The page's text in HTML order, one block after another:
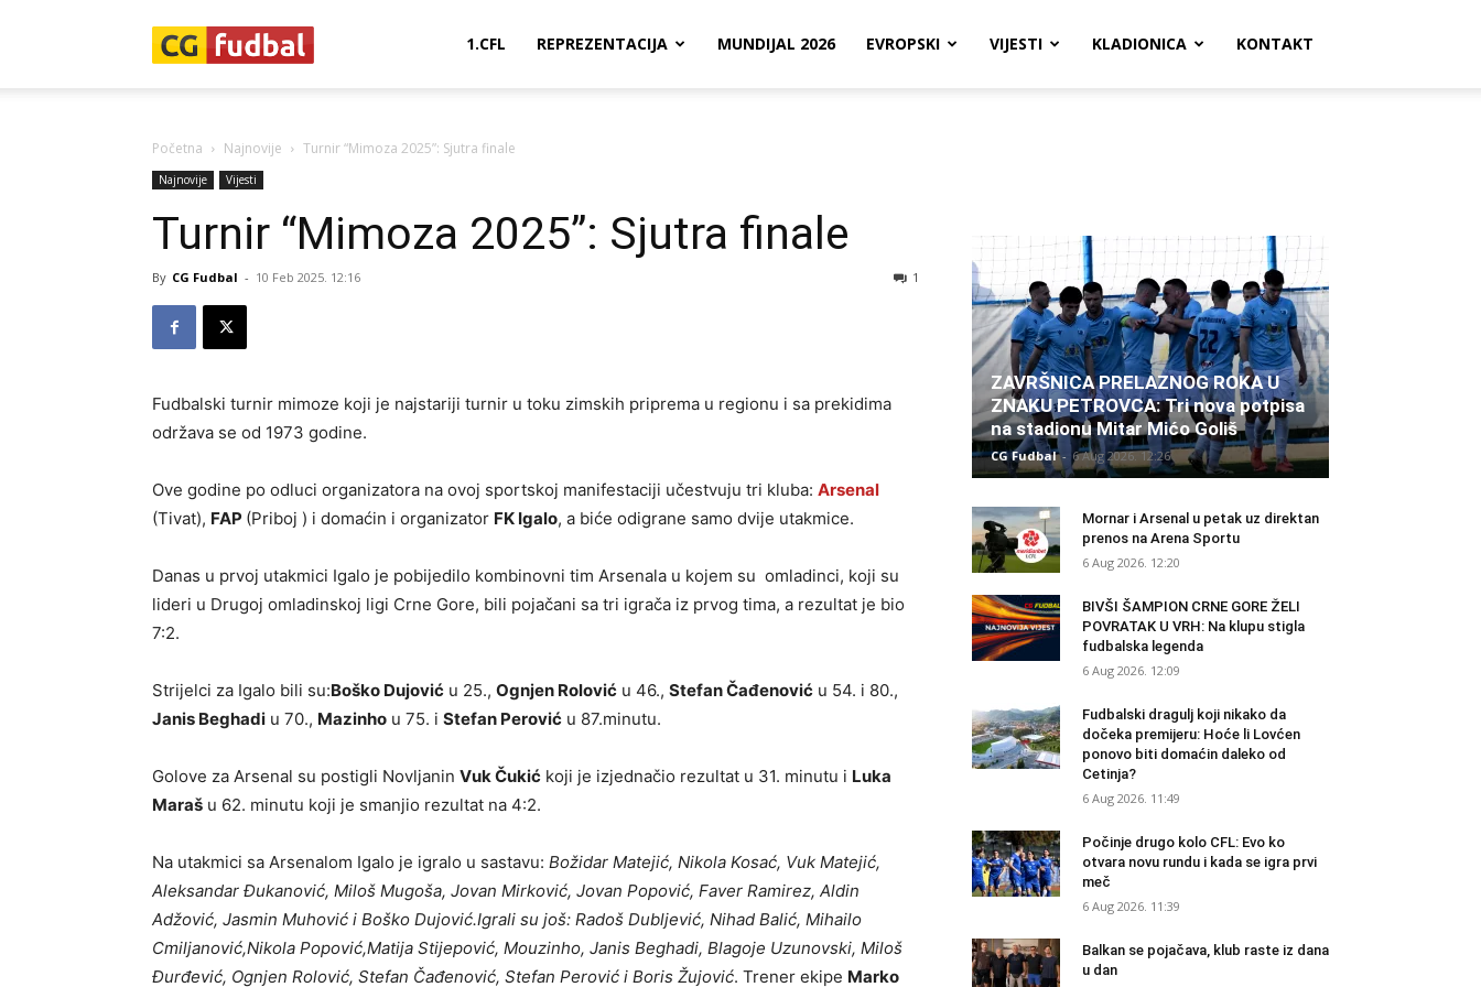
1.CFL REPREZENTACIJA MUNDIJAL 2026 EVROPSKI VIJESTI KLADIONICA KONTAKT
Početna Najnovije Turnir “Mimoza 2025”: Sjutra finale
Najnovije Vijesti
Turnir “Mimoza 2025”: Sjutra finale
By CG Fudbal - 10 Feb 2025. 12:16 1
Fudbalski turnir mimoze koji je najstariji turnir u toku zimskih priprema u regionu i sa prekidima
održava se od 1973 godine.
Ove godine po odluci organizatora na ovoj sportskoj manifestaciji učestvuju tri kluba: Arsenal
(Tivat), FAP (Priboj ) i domaćin i organizator FK Igalo, a biće odigrane samo dvije utakmice.
Danas u prvoj utakmici Igalo je pobijedilo kombinovni tim Arsenala u kojem su omladinci, koji su
lideri u Drugoj omladinskoj ligi Crne Gore, bili pojačani sa tri igrača iz prvog tima, a rezultat je bio
7:2.
Strijelci za Igalo bili su:Boško Dujović u 25., Ognjen Rolović u 46., Stefan Čađenović u 54. i 80.,
Janis Beghadi u 70., Mazinho u 75. i Stefan Perović u 87.minutu.
Golove za Arsenal su postigli Novljanin Vuk Čukić koji je izjednačio rezultat u 31. minutu i Luka
Maraš u 62. minutu koji je smanjio rezultat na 4:2.
Na utakmici sa Arsenalom Igalo je igralo u sastavu: Božidar Matejić, Nikola Kosać, Vuk Matejić,
Aleksandar Đukanović, Miloš Mugoša, Jovan Mirković, Jovan Popović, Faver Ramirez, Aldin
Adžović, Jasmin Muhović i Boško Dujović.Igrali su još: Radoš Dubljević, Nihad Balić, Mihailo
Cmiljanović,Nikola Popović,Matija Stijepović, Mouzinho, Janis Beghadi, Blagoje Uzunovski, Miloš
Đurđević, Ognjen Rolović, Stefan Čađenović, Stefan Perović i Boris Žujović. Trener ekipe Marko
ZAVRŠNICA PRELAZNOG ROKA U
ZNAKU PETROVCA: Tri nova potpisa
na stadionu Mitar Mićo Goliš
CG Fudbal - 6 Aug 2026. 12:26
Mornar i Arsenal u petak uz direktan
prenos na Arena Sportu
6 Aug 2026. 12:20
BIVŠI ŠAMPION CRNE GORE ŽELI
POVRATAK U VRH: Na klupu stigla
fudbalska legenda
6 Aug 2026. 12:09
Fudbalski dragulj koji nikako da
dočeka premijeru: Hoće li Lovćen
ponovo biti domaćin daleko od
Cetinja?
6 Aug 2026. 11:49
Počinje drugo kolo CFL: Evo ko
otvara novu rundu i kada se igra prvi
meč
6 Aug 2026. 11:39
Balkan se pojačava, klub raste iz dana
u dan